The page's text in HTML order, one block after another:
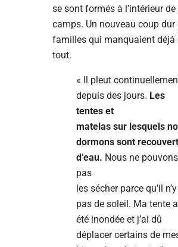
se sont formés à l’intérieur
camps. Un nouveau coup dur
familles qui manquaient déjà
tout.
« Il pleut
depuis des jours. Les
tentes et
matelas sur lesquels
dormons sont
d’eau. Nous ne pouvons
pas
les sécher parce qu’il
pas de soleil. Ma tente a
été inondée et j’ai dû
déplacer certains de